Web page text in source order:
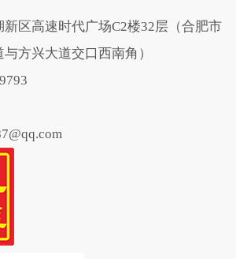
区高速时代广场C2楼32层（合肥市
方兴大道交口西南角）